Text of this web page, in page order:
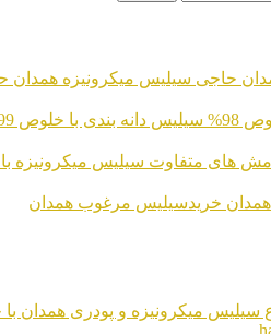
سیلیس میکرونیزه همدان
سیلیس دانه بندی با خلوص 99%
سیلیس میکرونیزه
خریدسیلیس مرغوب همدان
سیلیس میکرونیزه و پودری همدان با